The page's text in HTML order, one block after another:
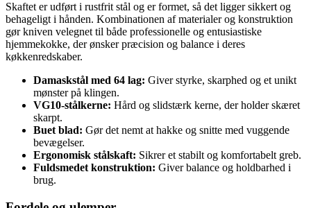
Skaftet er udført i rustfrit stål og er formet, så det ligger sikkert og
behageligt i hånden. Kombinationen af materialer og konstruktion
gør kniven velegnet til både professionelle og entusiastiske
hjemmekokke, der ønsker præcision og balance i deres
køkkenredskaber.
Damaskstål med 64 lag: Giver styrke, skarphed og et unikt
mønster på klingen.
VG10-stålkerne: Hård og slidstærk kerne, der holder skæret
skarpt.
Buet blad: Gør det nemt at hakke og snitte med vuggende
bevægelser.
Ergonomisk stålskaft: Sikrer et stabilt og komfortabelt greb.
Fuldsmedet konstruktion: Giver balance og holdbarhed i
brug.